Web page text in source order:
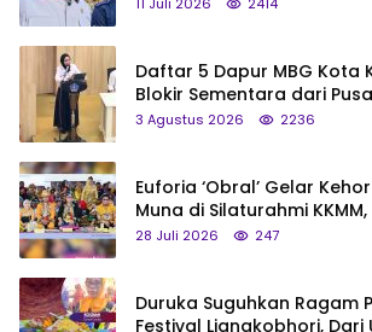
Daftar 5 Dapur MBG Kota
Blokir Sementara dari
3 Agustus 2026 2236
Euforia ‘Obral’ Gelar
Muna di Silaturahmi
Saya Bukan Tipe Begitu,
28 Juli 2026 247
Duruka Suguhkan Ragam
Festival Liangkobhori, Dari